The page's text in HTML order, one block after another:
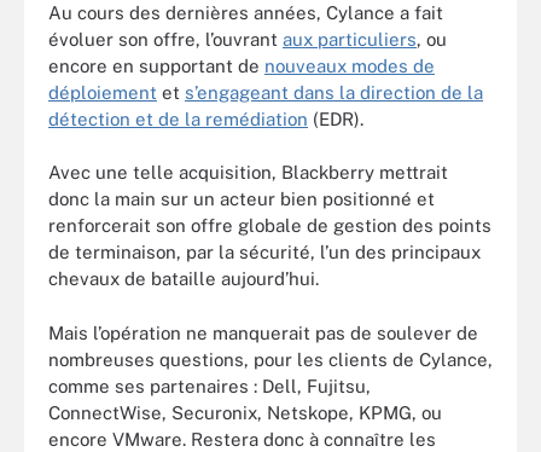
Au cours des dernières années, Cylance a fait
évoluer son offre, l’ouvrant aux particuliers, ou
encore en supportant de nouveaux modes de
déploiement et s’engageant dans la direction de la
détection et de la remédiation (EDR).
Avec une telle acquisition, Blackberry mettrait
donc la main sur un acteur bien positionné et
renforcerait son offre globale de gestion des points
de terminaison, par la sécurité, l’un des principaux
chevaux de bataille aujourd’hui.
Mais l’opération ne manquerait pas de soulever de
nombreuses questions, pour les clients de Cylance,
comme ses partenaires : Dell, Fujitsu,
ConnectWise, Securonix, Netskope, KPMG, ou
encore VMware. Restera donc à connaître les